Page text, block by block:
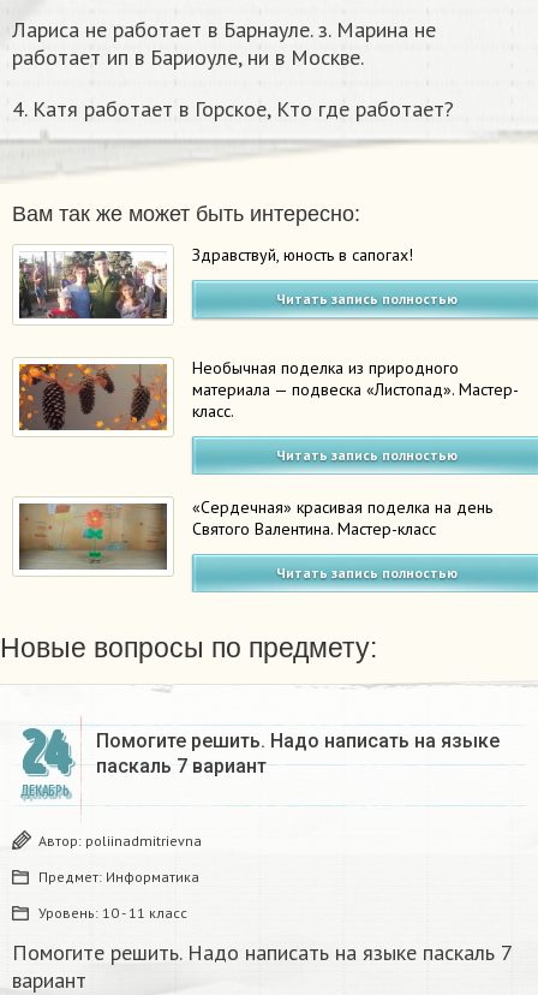
Лариса не работает в Барнауле. з. Марина не
работает ип в Бариоуле, ни в Москве.
4. Катя работает в Горское, Кто где работает?
Вам так же может быть интересно:
Здравствуй, юность в сапогах!
Читать запись полностью
Необычная поделка из природного
материала — подвеска «Листопад». Мастер-
класс.
Читать запись полностью
«Сердечная» красивая поделка на день
Святого Валентина. Мастер-класс
Читать запись полностью
Новые вопросы по предмету:
24
ДЕКАБРЬ
Помогите решить. Надо написать на языке
паскаль 7 вариант
Автор: poliinadmitrievna
Предмет: Информатика
Уровень: 10 - 11 класс
Помогите решить. Надо написать на языке паскаль 7
вариант